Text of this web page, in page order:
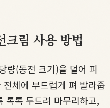
크림 사용 방법
량(동전 크기)을 덜어 피
체에 부드럽게 펴 발라줍
톡톡 두드려 마무리하고,